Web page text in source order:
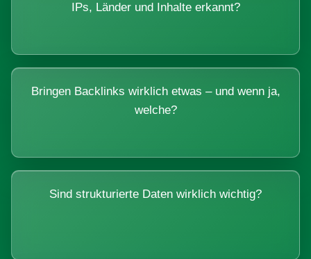
IPs, Länder und Inhalte erkannt?
Bringen Backlinks wirklich etwas – und wenn ja,
welche?
Sind strukturierte Daten wirklich wichtig?